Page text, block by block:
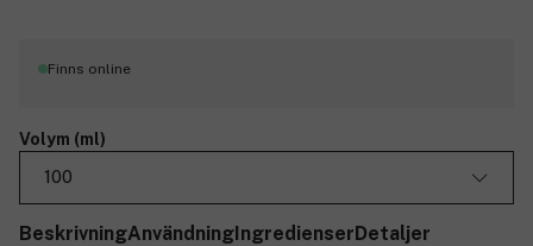
Finns online
Volym (ml)
100
BeskrivningAnvändningIngredienserDetaljer